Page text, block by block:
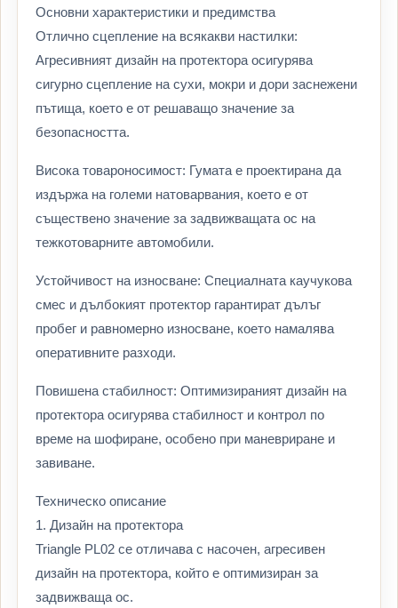
Основни характеристики и предимства
Отлично сцепление на всякакви настилки:
Агресивният дизайн на протектора осигурява
сигурно сцепление на сухи, мокри и дори заснежени
пътища, което е от решаващо значение за
безопасността.
Висока товароносимост: Гумата е проектирана да
издържа на големи натоварвания, което е от
съществено значение за задвижващата ос на
тежкотоварните автомобили.
Устойчивост на износване: Специалната каучукова
смес и дълбокият протектор гарантират дълъг
пробег и равномерно износване, което намалява
оперативните разходи.
Повишена стабилност: Оптимизираният дизайн на
протектора осигурява стабилност и контрол по
време на шофиране, особено при маневриране и
завиване.
Техническо описание
1. Дизайн на протектора
Triangle PL02 се отличава с насочен, агресивен
дизайн на протектора, който е оптимизиран за
задвижваща ос.